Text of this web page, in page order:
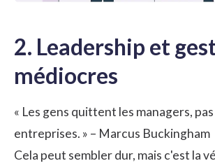
2. Leadership et
médiocres
« Les gens quittent les managers, pas
entreprises. » – Marcus Buckingham
Cela peut sembler dur, mais c'est la